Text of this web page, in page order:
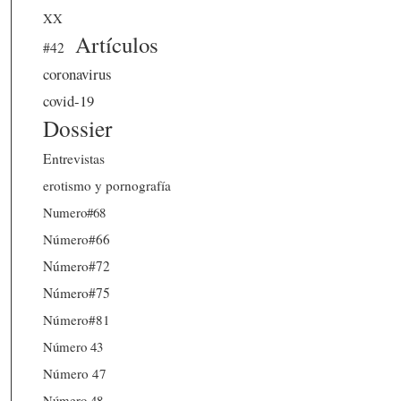
XX
#42
Artículos
coronavirus
covid-19
Dossier
Entrevistas
erotismo y pornografía
Numero#68
Número#66
Número#72
Número#75
Número#81
Número 43
Número 47